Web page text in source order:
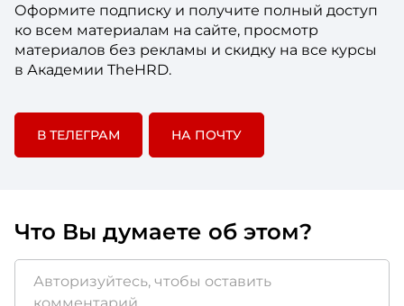
Оформите подписку и получите полный доступ
ко всем материалам на сайте, просмотр
материалов без рекламы и скидку на все курсы
в Академии TheHRD.
В ТЕЛЕГРАМ НА ПОЧТУ
Что Вы думаете об этом?